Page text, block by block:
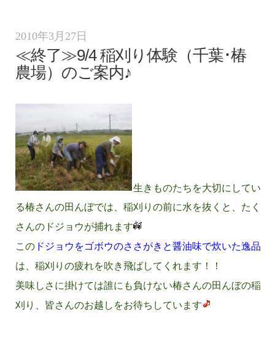
参加者募集
参加者募集
参加者募集
2010年3月27日
≪終了≫9/4 稲刈り体験（千葉･椿
農場）のご案内♪
生きものたちを大切にしてい
る椿さんの田んぼでは、稲刈りの前に水を抜くと、たく
さんのドジョウが捕れます
この ドジョウをゴボウのささがきと醤油味で炊いた逸品
は、稲刈りの疲れを吹き飛ばしてくれます！！
美味しさに掛けては誰にも負けない椿さんの田んぼの稲
刈り、皆さんのお越しをお待ちしています